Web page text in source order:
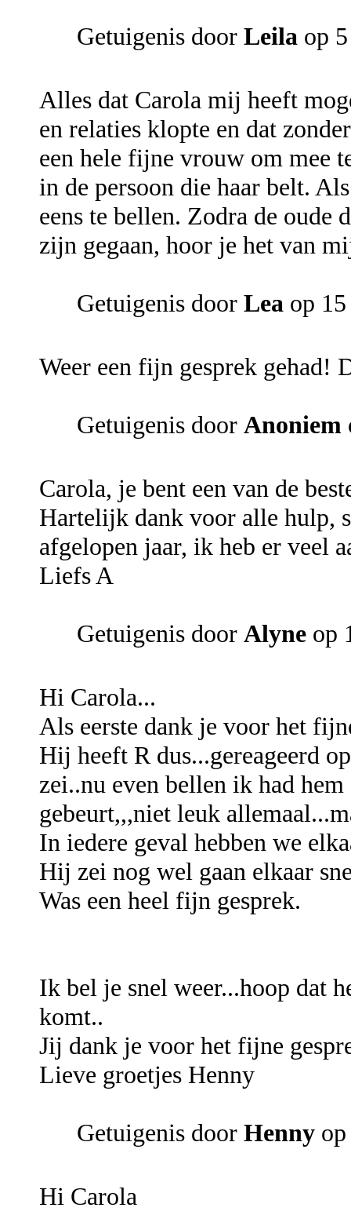
Getuigenis door Leila op
Alles dat Carola mij heeft
en relaties klopte en dat
een hele fijne vrouw om mee
in de persoon die haar belt.
eens te bellen. Zodra de oude
zijn gegaan, hoor je het van
Getuigenis door Lea op
Weer een fijn gesprek gehad!
Getuigenis door Anoniem
Carola, je bent een van de
Hartelijk dank voor alle hulp,
afgelopen jaar, ik heb er veel
Liefs A
Getuigenis door Alyne op
Hi Carola...
Als eerste dank je voor het
Hij heeft R dus...gereageerd
zei..nu even bellen ik had
gebeurt,,,niet leuk
In iedere geval hebben we
Hij zei nog wel gaan elkaar
Was een heel fijn gesprek.
Ik bel je snel weer...hoop dat
komt..
Jij dank je voor het fijne
Lieve groetjes Henny
Getuigenis door Henny
Hi Carola